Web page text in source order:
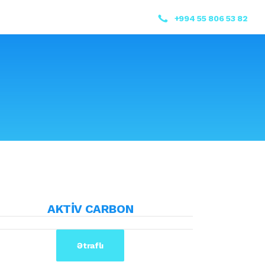
+994 55 806 53 82
AKTİV CARBON
Ətraflı